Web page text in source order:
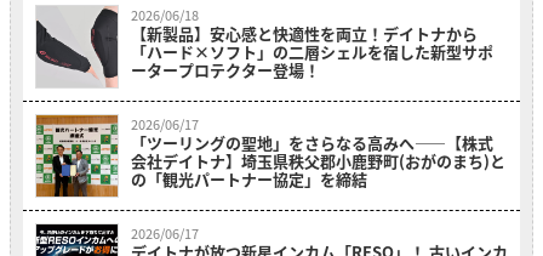
2026/06/18
【新製品】安心感と快適性を両立！デイトナから
「ハード×ソフト」の二層シェルを宿した新型サポ
ータープロテクター登場！
2026/06/17
「ツーリングの聖地」をさらなる高みへ――【株式
会社デイトナ】埼玉県秩父郡小鹿野町(おがのまち)と
の「観光パートナー協定」を締結
2026/06/17